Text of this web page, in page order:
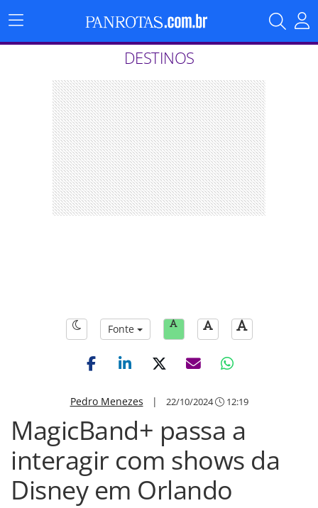
Menu
Principal
DESTINOS
Fonte
Pedro Menezes | 22/10/2024 12:19
MagicBand+ passa a
interagir com shows da
Disney em Orlando